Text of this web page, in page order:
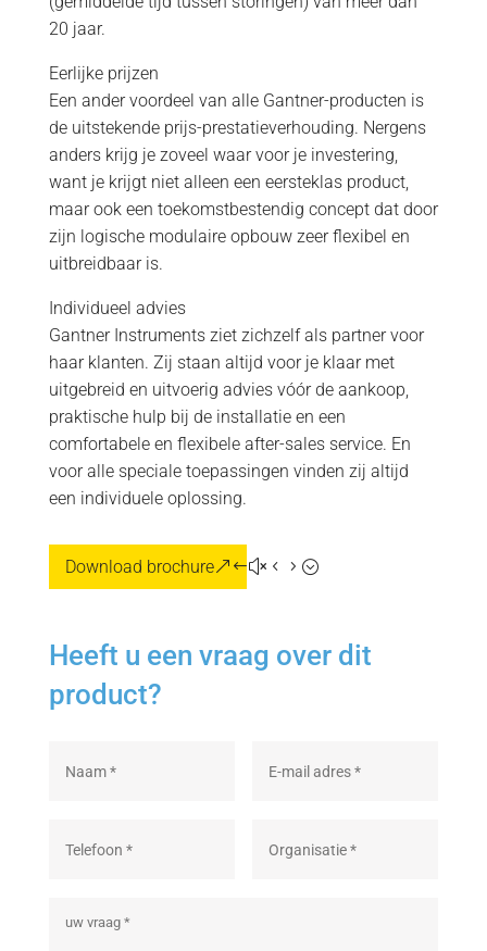
20 jaar.
Eerlijke prijzen
Een ander voordeel van alle Gantner-producten is
de uitstekende prijs-prestatieverhouding. Nergens
anders krijg je zoveel waar voor je investering,
want je krijgt niet alleen een eersteklas product,
maar ook een toekomstbestendig concept dat door
zijn logische modulaire opbouw zeer flexibel en
uitbreidbaar is.
Individueel advies
Gantner Instruments ziet zichzelf als partner voor
haar klanten. Zij staan altijd voor je klaar met
uitgebreid en uitvoerig advies vóór de aankoop,
praktische hulp bij de installatie en een
comfortabele en flexibele after-sales service. En
voor alle speciale toepassingen vinden zij altijd
een individuele oplossing.
Download brochure
Heeft u een vraag over dit
product?